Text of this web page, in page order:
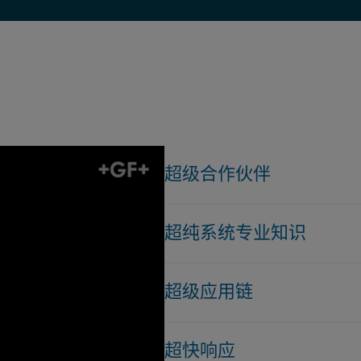
超级合作伙伴
子行业量身定制的任务关键流
和项目成功，在您需要的时候
超纯系统专业知识
我们的全球团队帮助该行业开
环境的影响。
超级应用链
能。我们的关键循环水解决方
超快响应